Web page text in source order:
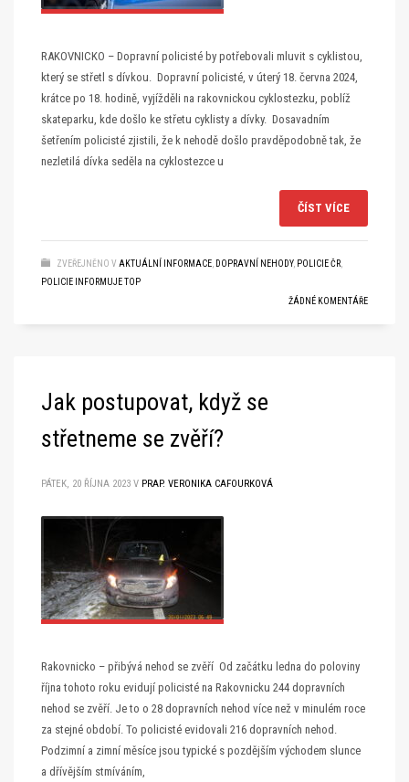
RAKOVNICKO – Dopravní policisté by potřebovali mluvit s cyklistou,
který se střetl s dívkou. Dopravní policisté, v úterý 18. června 2024,
krátce po 18. hodině, vyjížděli na rakovnickou cyklostezku, poblíž
skateparku, kde došlo ke střetu cyklisty a dívky. Dosavadním
šetřením policisté zjistili, že k nehodě došlo pravděpodobně tak, že
nezletilá dívka seděla na cyklostezce u
ČÍST VÍCE
ZVEŘEJNĚNO V AKTUÁLNÍ INFORMACE DOPRAVNÍ NEHODY, POLICIE ČR
POLICIE INFORMUJE TOP
ŽÁDNÉ KOMENTÁŘE
Jak postupovat, když se
střetneme se zvěří?
PÁTEK, 20 ŘÍJNA 2023 V PRAP. VERONIKA CAFOURKOVÁ
Rakovnicko – přibývá nehod se zvěří Od začátku ledna do poloviny
října tohoto roku evidují policisté na Rakovnicku 244 dopravních
nehod se zvěří. Je to o 28 dopravních nehod více než v minulém roce
za stejné období. To policisté evidovali 216 dopravních nehod.
Podzimní a zimní měsíce jsou typické s pozdějším východem slunce
a dřívějším stmíváním,